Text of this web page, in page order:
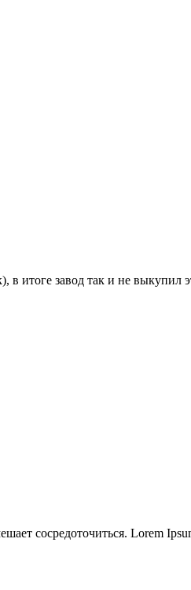
итоге завод так и не выкупил
сосредоточиться. Lorem